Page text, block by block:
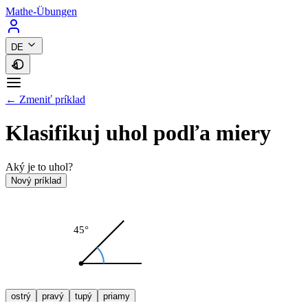
Mathe-Übungen
DE
← Zmeniť príklad
Klasifikuj uhol podľa miery
Aký je to uhol?
Nový príklad
45°
ostrý pravý tupý priamy